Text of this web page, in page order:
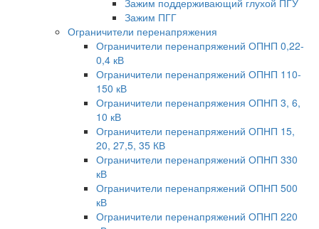
Зажим ПГГ
Ограничители перенапряжения
Ограничители перенапряжений ОПНП 0,22-
0,4 кВ
Ограничители перенапряжений ОПНП 110-
150 кВ
Ограничители перенапряжения ОПНП 3, 6,
10 кВ
Ограничители перенапряжений ОПНП 15,
20, 27,5, 35 КВ
Ограничители перенапряжений ОПНП 330
кВ
Ограничители перенапряжений ОПНП 500
кВ
Ограничители перенапряжений ОПНП 220